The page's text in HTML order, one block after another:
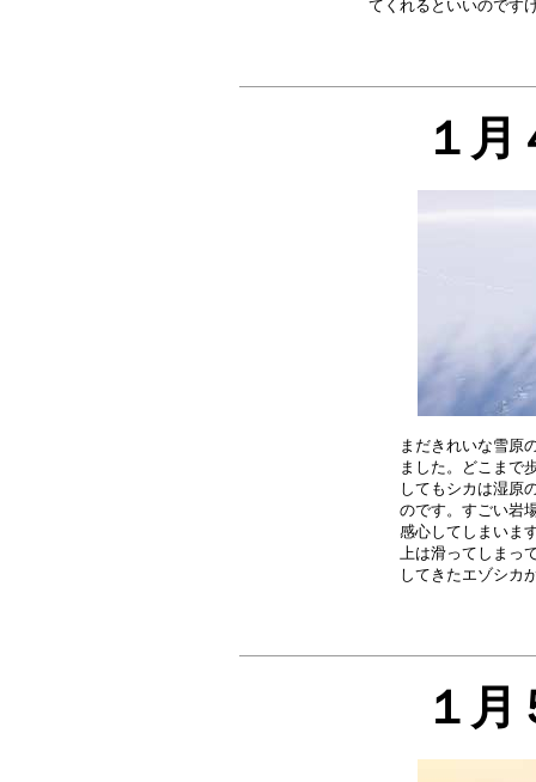
１
まだきれいな雪原
ました。どこまで
してもシカは湿原
のです。すごい岩
感心してしまいま
上は滑ってしまっ
１